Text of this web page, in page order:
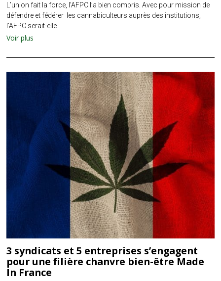
L’union fait la force, l’AFPC l’a bien compris. Avec pour mission de
défendre et fédérer les cannabiculteurs auprès des institutions,
l’AFPC serait-elle
Voir plus
3 syndicats et 5 entreprises s’engagent
pour une filière chanvre bien-être Made
In France